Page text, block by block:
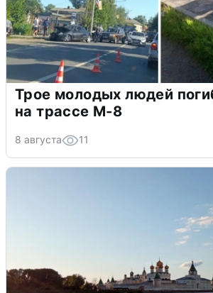
Трое молодых людей
на трассе М-8
8 августа 11